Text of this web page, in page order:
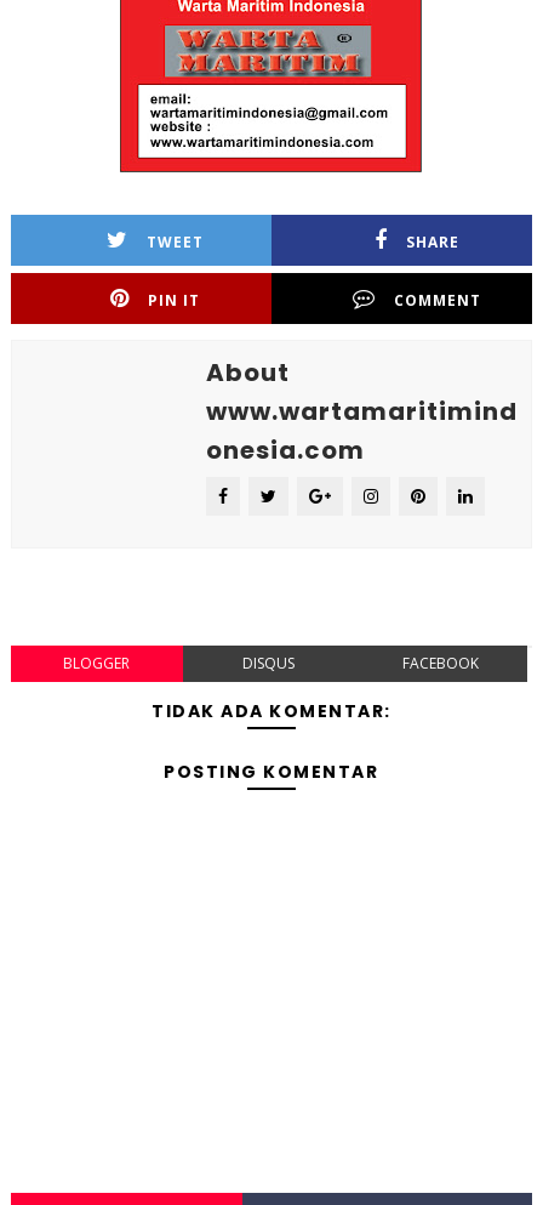
TWEET SHARE
PIN IT COMMENT
About
www.wartamaritimind
onesia.com
BLOGGER DISQUS FACEBOOK
TIDAK ADA KOMENTAR:
POSTING KOMENTAR